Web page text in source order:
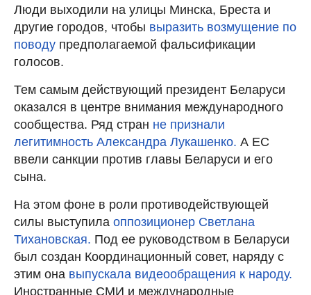
Люди выходили на улицы Минска, Бреста и
другие городов, чтобы выразить возмущение по
поводу предполагаемой фальсификации
голосов.
Тем самым действующий президент Беларуси
оказался в центре внимания международного
сообщества. Ряд стран не признали
легитимность Александра Лукашенко. А ЕС
ввели санкции против главы Беларуси и его
сына.
На этом фоне в роли противодействующей
силы выступила оппозиционер Светлана
Тихановская. Под ее руководством в Беларуси
был создан Координационный совет, наряду с
этим она выпускала видеообращения к народу.
Иностранные СМИ и международные